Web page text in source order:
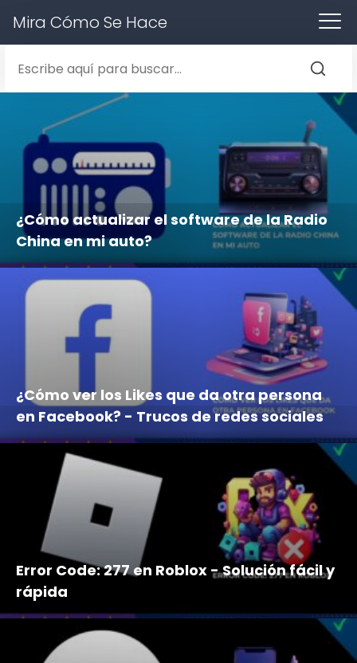
Mira Cómo Se Hace
¿Cómo actualizar el software de la Radio
China en mi auto?
¿Cómo ver los Likes que da otra persona
en Facebook? - Trucos de redes sociales
Error Code: 277 en Roblox - Solución fácil y
rápida